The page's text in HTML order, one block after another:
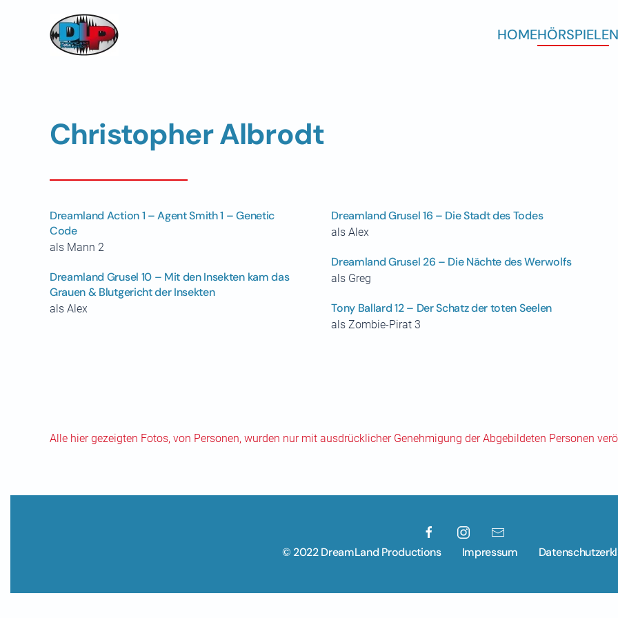
Skip to main content HOMEHÖRSPIELE
Christopher Albrodt
Dreamland Action 1 – Agent Smith 1 – Genetic
Code
als Mann 2
Dreamland Grusel 10 – Mit den Insekten kam das
Grauen & Blutgericht der Insekten
als Alex
Dreamland Grusel 16 – Die Stadt des Todes
als Alex
Dreamland Grusel 26 – Die Nächte des Werwolfs
als Greg
Tony Ballard 12 – Der Schatz der toten Seelen
als Zombie-Pirat 3
Alle hier gezeigten Fotos, von Personen, wurden nur mit ausdrücklicher Genehmigung der Abgebildeten Personen
© 2022 DreamLand Productions Impressum